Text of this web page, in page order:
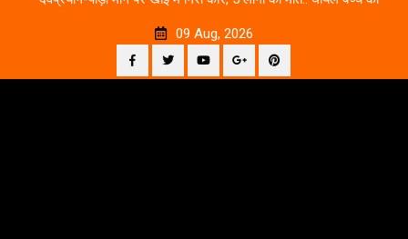
09 Aug, 2026